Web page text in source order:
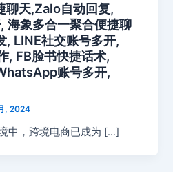
聊天,Zalo自动回复,
海象多合一聚合便捷聊
LINE社交账号多开,
, FB脸书快捷话术,
账号多开,
, 2024
中，跨境电商已成为 […]